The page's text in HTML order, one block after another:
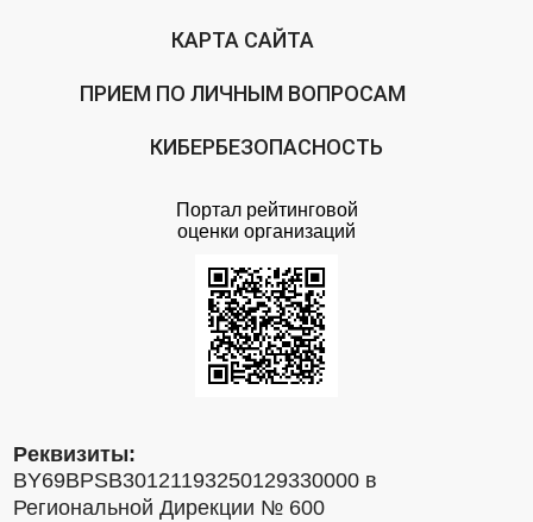
КАРТА САЙТА
ПРИЕМ ПО ЛИЧНЫМ ВОПРОСАМ
КИБЕРБЕЗОПАСНОСТЬ
Портал рейтинговой
оценки организаций
Реквизиты:
BY69BPSB30121193250129330000 в
Региональной Дирекции № 600